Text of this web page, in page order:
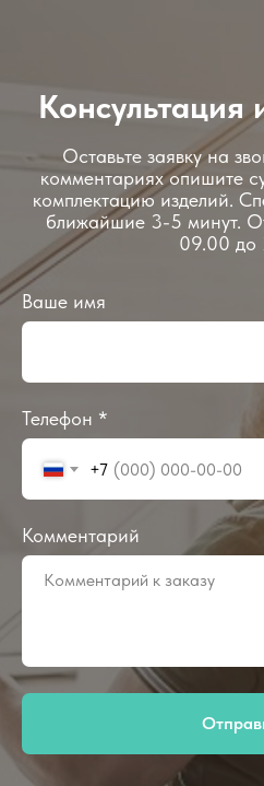
Консультация
Оставьте заявку на
комментариях опишите
комплектацию изделий.
ближайшие 3-5 минут.
09.00 до
Ваше имя
Телефон *
+7
Комментарий